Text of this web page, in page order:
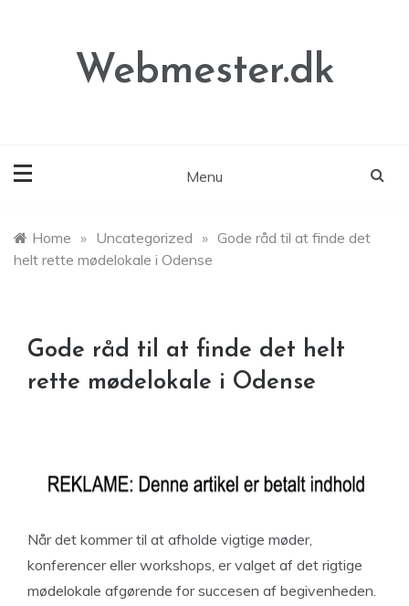
Webmester.dk
Menu
Home » Uncategorized » Gode råd til at finde det
helt rette mødelokale i Odense
Gode råd til at finde det helt
rette mødelokale i Odense
Når det kommer til at afholde vigtige møder,
konferencer eller workshops, er valget af det rigtige
mødelokale afgørende for succesen af begivenheden.